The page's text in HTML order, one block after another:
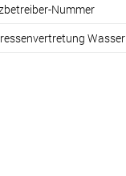
Nummer
Wasser